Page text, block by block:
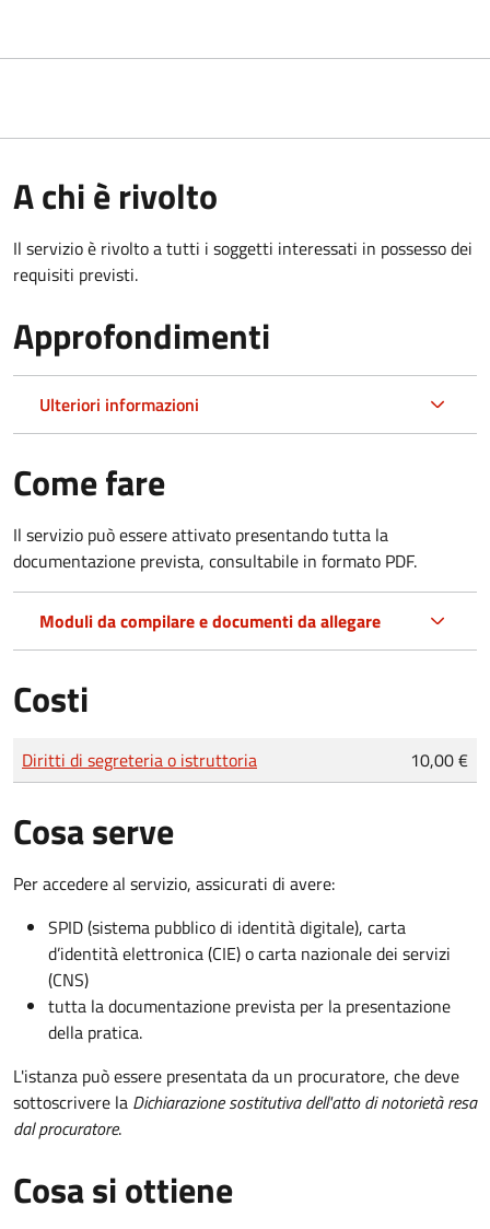
A chi è rivolto
Il servizio è rivolto a tutti i soggetti interessati in possesso dei
requisiti previsti.
Approfondimenti
Ulteriori informazioni
Come fare
Il servizio può essere attivato presentando tutta la
documentazione prevista, consultabile in formato PDF.
Moduli da compilare e documenti da allegare
Costi
Tipo di pagamento
Importo
Diritti di segreteria o istruttoria 10,00 €
Cosa serve
Per accedere al servizio, assicurati di avere:
SPID (sistema pubblico di identità digitale), carta
d’identità elettronica (CIE) o carta nazionale dei servizi
(CNS)
tutta la documentazione prevista per la presentazione
della pratica.
L'istanza può essere presentata da un procuratore, che deve
sottoscrivere la Dichiarazione sostitutiva dell'atto di notorietà resa
dal procuratore.
Cosa si ottiene